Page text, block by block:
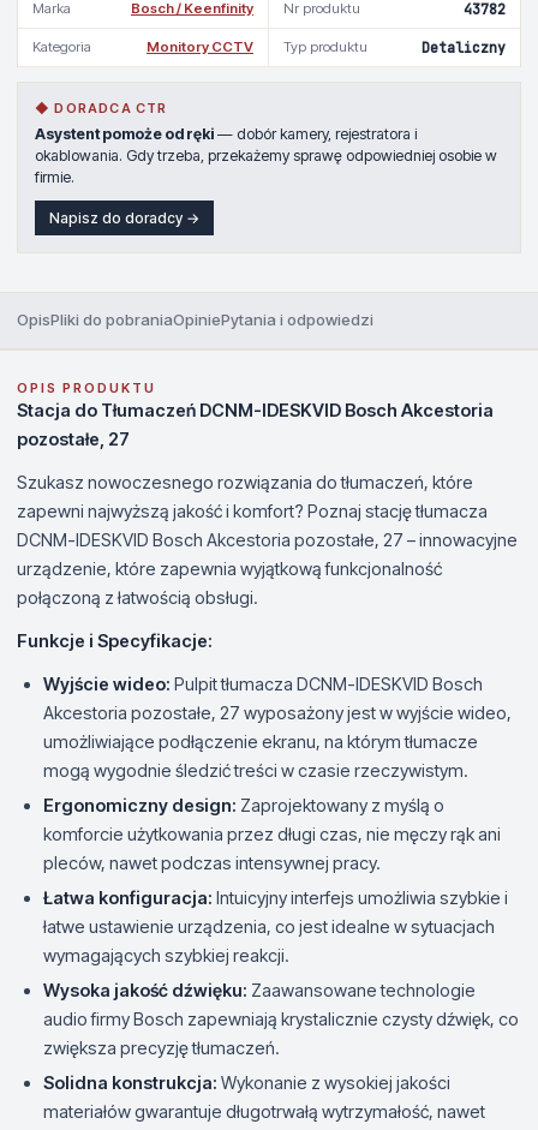
Marka Bosch / Keenfinity Nr produktu 43782
Kategoria Monitory CCTV Typ produktu Detaliczny
◆ DORADCA CTR
Asystent pomoże od ręki — dobór kamery, rejestratora i
okablowania. Gdy trzeba, przekażemy sprawę odpowiedniej osobie w
firmie.
Napisz do doradcy →
OpisPliki do pobraniaOpiniePytania i odpowiedzi
OPIS PRODUKTU
Stacja do Tłumaczeń DCNM-IDESKVID Bosch Akcestoria
pozostałe, 27
Szukasz nowoczesnego rozwiązania do tłumaczeń, które
zapewni najwyższą jakość i komfort? Poznaj stację tłumacza
DCNM-IDESKVID Bosch Akcestoria pozostałe, 27 – innowacyjne
urządzenie, które zapewnia wyjątkową funkcjonalność
połączoną z łatwością obsługi.
Funkcje i Specyfikacje:
Wyjście wideo: Pulpit tłumacza DCNM-IDESKVID Bosch
Akcestoria pozostałe, 27 wyposażony jest w wyjście wideo,
umożliwiające podłączenie ekranu, na którym tłumacze
mogą wygodnie śledzić treści w czasie rzeczywistym.
Ergonomiczny design: Zaprojektowany z myślą o
komforcie użytkowania przez długi czas, nie męczy rąk ani
pleców, nawet podczas intensywnej pracy.
Łatwa konfiguracja: Intuicyjny interfejs umożliwia szybkie i
łatwe ustawienie urządzenia, co jest idealne w sytuacjach
wymagających szybkiej reakcji.
Wysoka jakość dźwięku: Zaawansowane technologie
audio firmy Bosch zapewniają krystalicznie czysty dźwięk, co
zwiększa precyzję tłumaczeń.
Solidna konstrukcja: Wykonanie z wysokiej jakości
materiałów gwarantuje długotrwałą wytrzymałość, nawet